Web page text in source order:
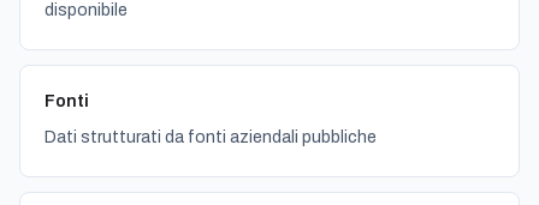
disponibile
Fonti
Dati strutturati da fonti aziendali pubbliche